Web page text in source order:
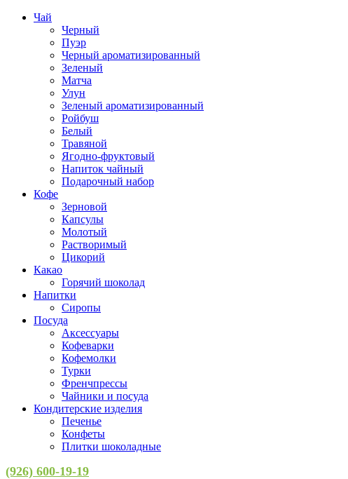
Чай
Черный
Пуэр
Черный ароматизированный
Зеленый
Матча
Улун
Зеленый ароматизированный
Ройбуш
Белый
Травяной
Ягодно-фруктовый
Напиток чайный
Подарочный набор
Кофе
Зерновой
Капсулы
Молотый
Растворимый
Цикорий
Какао
Горячий шоколад
Напитки
Сиропы
Посуда
Аксессуары
Кофеварки
Кофемолки
Турки
Френчпрессы
Чайники и посуда
Кондитерские изделия
Печенье
Конфеты
Плитки шоколадные
(926) 600-19-19